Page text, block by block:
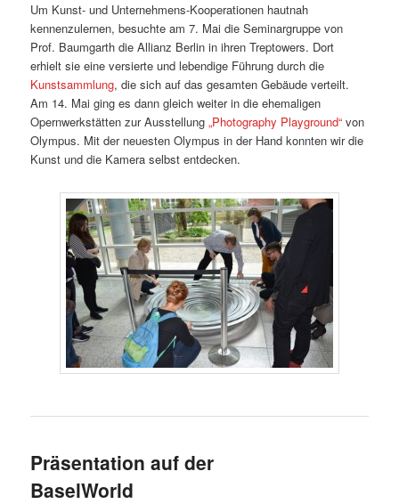
Um Kunst- und Unternehmens-Kooperationen hautnah
kennenzulernen, besuchte am 7. Mai die Seminargruppe von
Prof. Baumgarth die Allianz Berlin in ihren Treptowers. Dort
erhielt sie eine versierte und lebendige Führung durch die
Kunstsammlung, die sich auf das gesamten Gebäude verteilt.
Am 14. Mai ging es dann gleich weiter in die ehemaligen
Opernwerkstätten zur Ausstellung„Photography Playground“ von
Olympus. Mit der neuesten Olympus in der Hand konnten wir die
Kunst und die Kamera selbst entdecken.
Präsentation auf der
BaselWorld